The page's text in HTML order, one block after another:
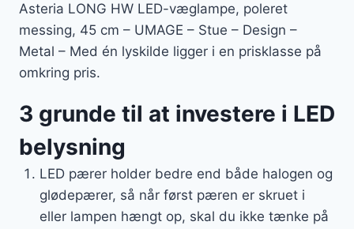
Asteria LONG HW LED-væglampe, poleret
messing, 45 cm – UMAGE – Stue – Design –
Metal – Med én lyskilde ligger i en prisklasse på
omkring pris.
3 grunde til at investere i LED
belysning
LED pærer holder bedre end både halogen og
glødepærer, så når først pæren er skruet i
eller lampen hængt op, skal du ikke tænke på